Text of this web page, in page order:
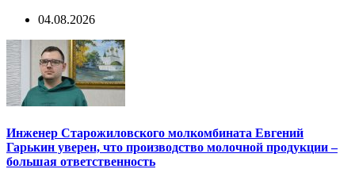
04.08.2026
Инженер Старожиловского молкомбината Евгений
Гарькин уверен, что производство молочной продукции –
большая ответственность